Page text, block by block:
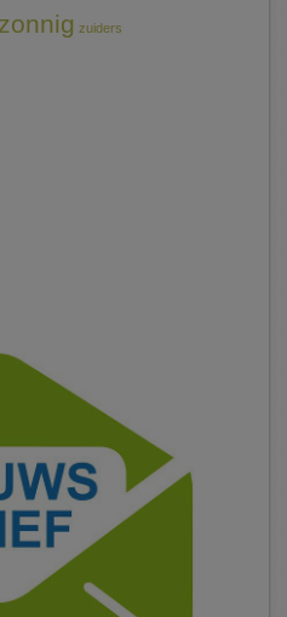
zonnig zuiders